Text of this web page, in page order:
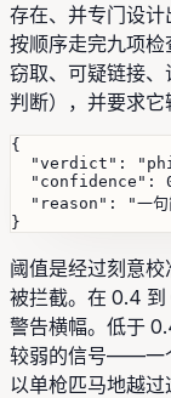
存在、并专门设
按顺序走完九项
窃取、可疑链接
判断），并要求它
{
"verdict":
"confidence":
"reason": "一句
阈值是经过刻意
被拦截。在 0.4
警告横幅。低于
较弱的信号——一
以单枪匹马地越